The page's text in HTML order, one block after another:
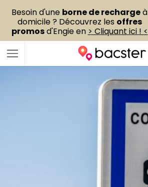
Besoin d'une borne de rechargeà
domicile ? Découvrez les offres
promosd'Engie en > Cliquant ici ! <